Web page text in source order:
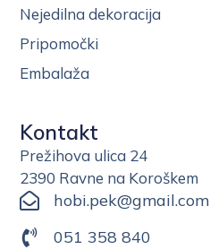
Nejedilna dekoracija
Pripomočki
Embalaža
Kontakt
Prežihova ulica 24
2390 Ravne na Koroškem
hobi.pek@gmail.com
051 358 840